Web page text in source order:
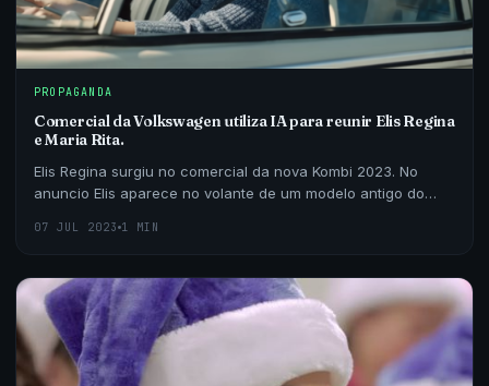
PROPAGANDA
Comercial da Volkswagen utiliza IA para reunir Elis Regina
e Maria Rita.
Elis Regina surgiu no comercial da nova Kombi 2023. No
anuncio Elis aparece no volante de um modelo antigo do
07 JUL 2023 1 MIN